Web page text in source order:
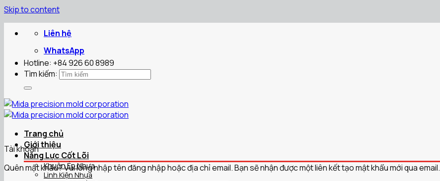
Skip to content
Liên hệ
WhatsApp
Hotline: +84 926 60 8989
Tìm kiếm:
Trang chủ
Giới thiệu
Năng Lực Cốt Lõi
Khuôn Ép Nhựa
Linh Kiện Nhựa
Tài khoản
Quên mật khẩu? Vui lòng nhập tên đăng nhập hoặc địa chỉ email. Bạn sẽ nhận được một liên kết tạo mật khẩu mới qua email.